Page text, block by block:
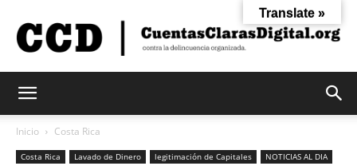
Inicio Costa Rica
Costa Rica Lavado de Dinero legitimación de Capitales
NOTICIAS AL DIA
Translate »